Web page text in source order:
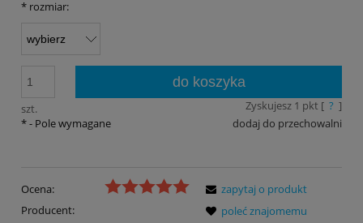
* rozmiar:
szt.
do koszyka
Zyskujesz 1 pkt [ ? ]
dodaj do przechowalni
*- Pole wymagane
Ocena:
Producent:
zapytaj o produkt
poleć znajomemu